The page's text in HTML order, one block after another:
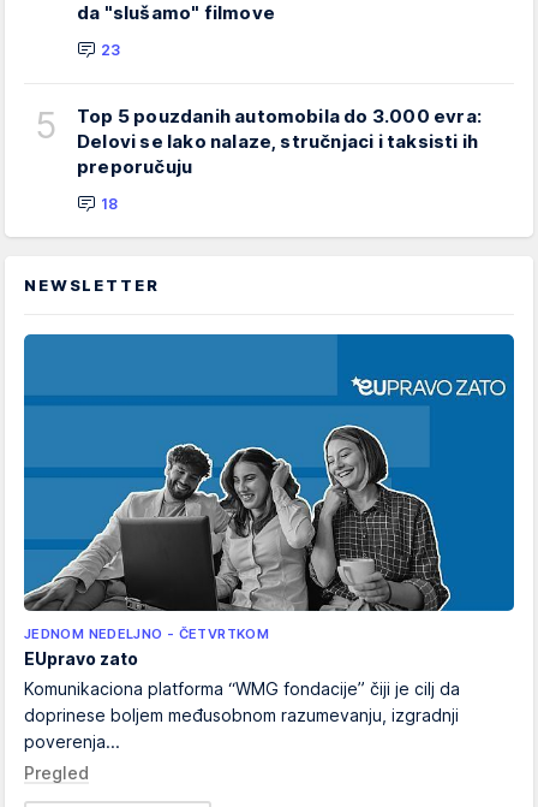
da "slušamo" filmove
23
5
Top 5 pouzdanih automobila do 3.000 evra:
Delovi se lako nalaze, stručnjaci i taksisti ih
preporučuju
18
NEWSLETTER
JEDNOM NEDELJNO - ČETVRTKOM
EUpravo zato
Komunikaciona platforma “WMG fondacije” čiji je cilj da
doprinese boljem međusobnom razumevanju, izgradnji
poverenja...
Pregled